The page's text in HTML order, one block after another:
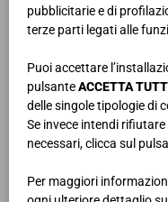
pubblicitarie e di
terze parti legati alle
Puoi accettare
pulsanteACCETTA
delle singole tipologie di
Se invece intendi
necessari, clicca sul
Per maggiori
Clicca qui per guardare il